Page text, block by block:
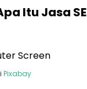
Itu Jasa
Pixabay